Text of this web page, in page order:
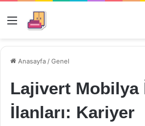
Menü
Anasayfa /Genel
Lajivert Mobilya
İlanları: Kariyer